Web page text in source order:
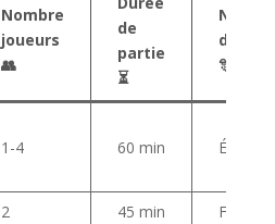
Nombre
joueurs
👥
de
partie
⏳
Niveau
🎊
1-4 60 min Élevé
2 45 min Festif